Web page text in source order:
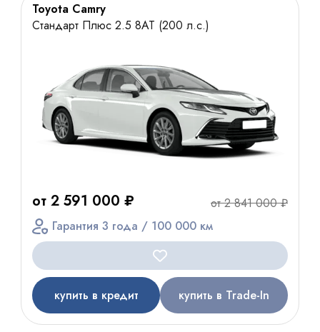
Toyota Camry
Стандарт Плюс 2.5 8АТ (200 л.с.)
от 2 591 000 ₽
от 2 841 000 ₽
Гарантия 3 года / 100 000 км
купить в кредит купить в Trade-In